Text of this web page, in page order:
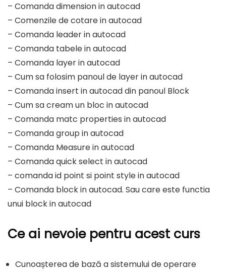
– Comanda dimension in autocad
– Comenzile de cotare in autocad
– Comanda leader in autocad
– Comanda tabele in autocad
– Comanda layer in autocad
– Cum sa folosim panoul de layer in autocad
– Comanda insert in autocad din panoul Block
– Cum sa cream un bloc in autocad
– Comanda matc properties in autocad
– Comanda group in autocad
– Comanda Measure in autocad
– Comanda quick select in autocad
– comanda id point si point style in autocad
– Comanda block in autocad. Sau care este functia
unui block in autocad
Ce ai nevoie pentru acest curs
Cunoașterea de bază a sistemului de operare